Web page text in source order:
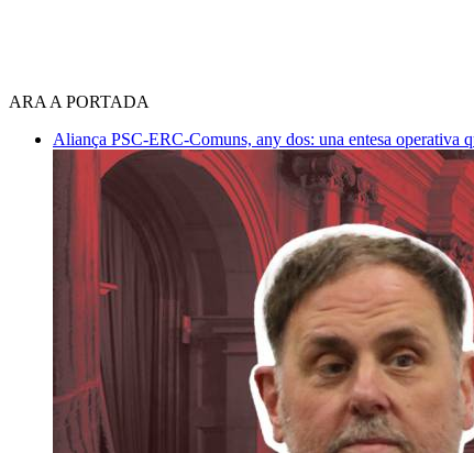
ARA A PORTADA
Aliança PSC-ERC-Comuns, any dos: una entesa operativa